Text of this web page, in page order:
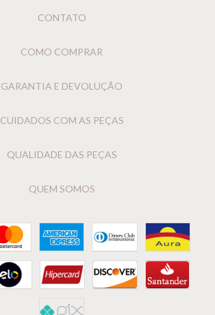
CONTATO
COMO COMPRAR
GARANTIA E DEVOLUÇÃO
CUIDADOS COM AS PEÇAS
QUALIDADE DAS PEÇAS
QUEM SOMOS